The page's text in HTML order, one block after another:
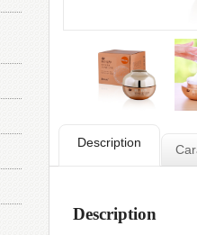
Description
Description